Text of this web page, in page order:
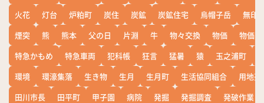
火花
灯台 炉粕町 炭住 炭鉱 炭鉱住宅 烏帽子岳
無印
煙突
熊 熊本 父の日 片淵 牛 物々交換 物価
物価高
特急かもめ
特急車両 犯科帳 狂言 猛暑 猿 玉之浦町
環境
環濠集落 生き物 生月 生月町 生活協同組合
用地売
田川市長
田平町 甲子園 病院 発掘 発掘調査
発破作業